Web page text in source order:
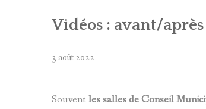
ACOUSTIQUE OPEN SPACES
ACOUSTIQUE BARS
Vidéos : avant/
3 août 2022
Souvent les salles de Conseil